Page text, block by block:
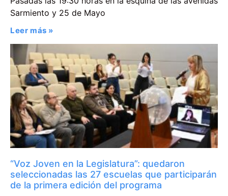
Sarmiento y 25 de Mayo
Leer más »
“Voz Joven en la Legislatura”: quedaron
seleccionadas las 27 escuelas que participarán
de la primera edición del programa